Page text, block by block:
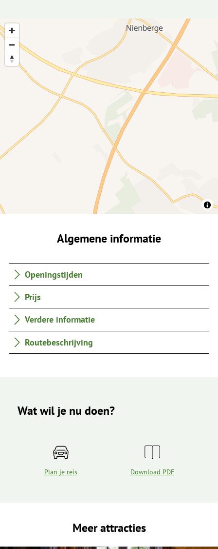
Algemene informatie
Openingstijden
Prijs
Verdere informatie
Routebeschrijving
Wat wil je nu doen?
Plan je reis Download PDF
Meer attracties